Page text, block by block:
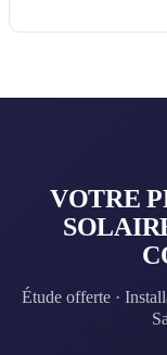
VOTRE
Étude offerte ·